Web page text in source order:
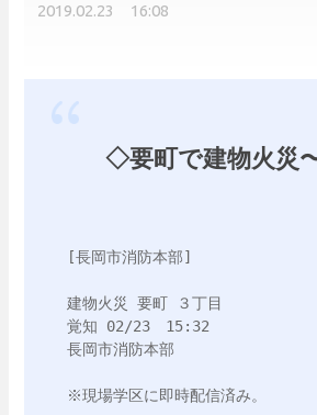
2019.02.23 16:08
◇要町で建物火災
[長岡市消防本部]
建物火災 要町 ３丁目
覚知 02/23　15:32
長岡市消防本部
※現場学区に即時配信済み。